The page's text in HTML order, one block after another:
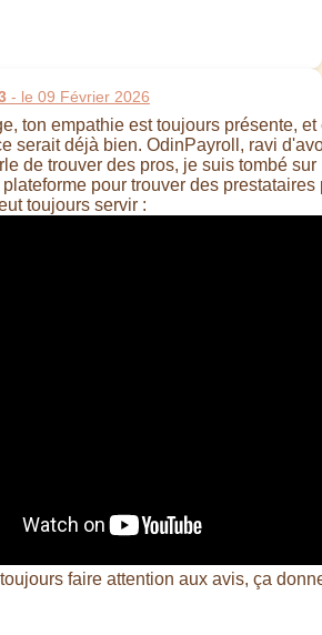
- le 09 Février 2026
ton empathie est toujours présente,
serait déjà bien. OdinPayroll, ravi
de trouver des pros, je suis tombé
pour trouver des
toujours servir :
faire attention aux avis, ça